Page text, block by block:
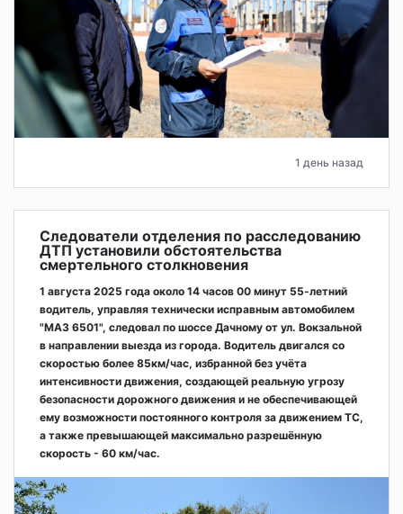
1 день назад
Следователи отделения по расследованию
ДТП установили обстоятельства
смертельного столкновения
1 августа 2025 года около 14 часов 00 минут 55-летний
водитель, управляя технически исправным автомобилем
"МАЗ 6501", следовал по шоссе Дачному от ул. Вокзальной
в направлении выезда из города. Водитель двигался со
скоростью более 85км/час, избранной без учёта
интенсивности движения, создающей реальную угрозу
безопасности дорожного движения и не обеспечивающей
ему возможности постоянного контроля за движением ТС,
а также превышающей максимально разрешённую
скорость - 60 км/час.